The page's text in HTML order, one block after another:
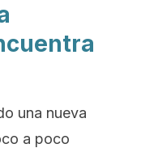
una nueva
a poco